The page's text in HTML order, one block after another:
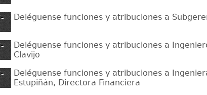
Deléguense funciones y atribuciones a
Deléguense funciones y atribuciones a
Clavijo
Deléguense funciones y atribuciones a
Estupiñán, Directora Financiera